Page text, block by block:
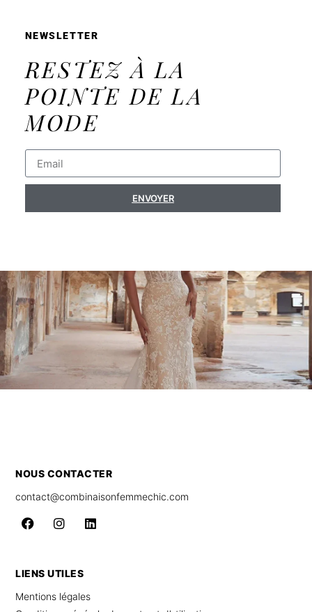
NEWSLETTER
RESTEZ À LA
POINTE DE LA
MODE
ENVOYER
NOUS CONTACTER
contact@combinaisonfemmechic.com
LIENS UTILES
Mentions légales